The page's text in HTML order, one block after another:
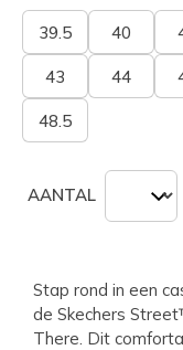
39.5 40
43 44
48.5
AANTAL
Stap rond in een
de Skechers
There. Dit